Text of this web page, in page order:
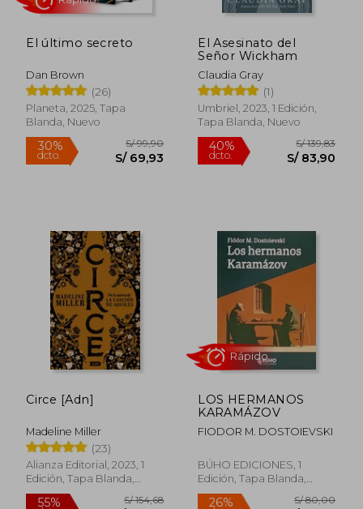
El último secreto
Dan Brown
(26)
Planeta, 2025, Tapa
Blanda, Nuevo
30%
dcto.
S/ 99,90
S/ 69,93
Rápido
El Asesinato del
Señor Wickham
Claudia Gray
(1)
Umbriel, 2023, 1 Edición,
Tapa Blanda, Nuevo
40%
dcto.
Circe [Adn]
Madeline Miller
(23)
Alianza Editorial, 2023, 1
Edición, Tapa Blanda,
Nuevo
LOS HERMANOS
KARAMÁZOV
FIODOR M. DOSTOIEVSKI
BÚHO EDICIONES, 1
Edición, Tapa Blanda,
Nuevo
Rápido